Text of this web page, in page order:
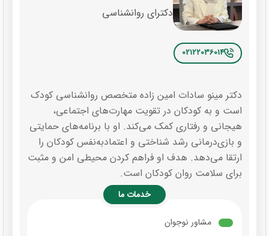
دکترای روانشناسی
02122036014
دکتر مینو سادات امین زاده متخصص روانشناسی کودک
است و به کودکان در تقویت مهارت‌های اجتماعی،
هیجانی و رفتاری کمک می‌کند. او با برنامه‌های حمایتی
و بازی‌درمانی رشد شناختی و اعتمادبه‌نفس کودکان را
ارتقا می‌دهد. هدف او فراهم کردن محیطی امن و مثبت
برای سلامت روان کودکان است.
خدمات ما
مشاور نوجوان